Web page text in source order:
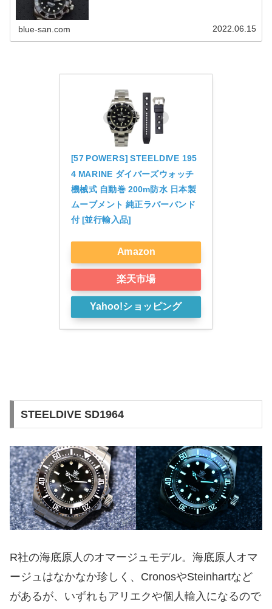
blue-san.com 2022.06.15
[57 POWERS] STEELDIVE 195
4 MARINE ダイバーズウォッチ
機械式 自動巻 200m防水 日本製
ムーブメント 純正ラバーバンド
付 [並行輸入品]
Amazon
楽天市場
Yahoo!ショッピング
STEELDIVE SD1964
R社の海底原人のオマージュモデル。海底原人オマ
ージュはなかなか珍しく、CronosやSteinhartなど
があるが、いずれもアリエクや個人輸入になるので